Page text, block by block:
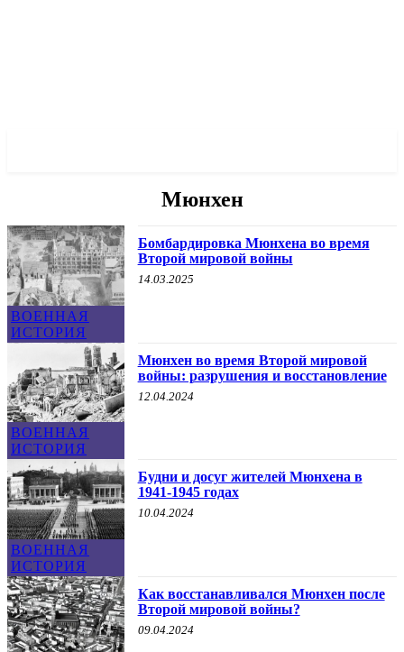
Мюнхен
ВОЕННАЯ
ИСТОРИЯ
Бомбардировка Мюнхена во время
Второй мировой войны
14.03.2025
ВОЕННАЯ
ИСТОРИЯ
Мюнхен во время Второй мировой
войны: разрушения и восстановление
12.04.2024
ВОЕННАЯ
ИСТОРИЯ
Будни и досуг жителей Мюнхена в
1941-1945 годах
10.04.2024
Как восстанавливался Мюнхен после
Второй мировой войны?
09.04.2024